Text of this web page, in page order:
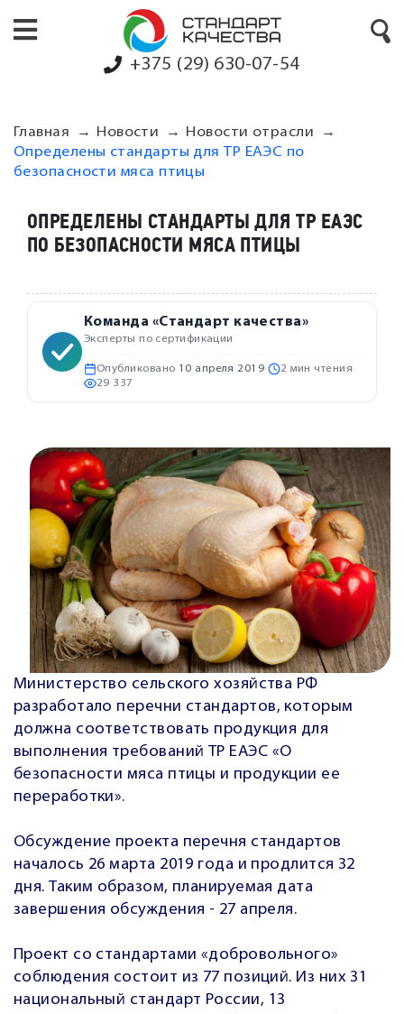
+375 (29) 630-07-54
Главная Новости
Новости отрасли
Определены стандарты для ТР ЕАЭС по
безопасности мяса птицы
ОПРЕДЕЛЕНЫ СТАНДАРТЫ ДЛЯ ТР ЕАЭС
ПО БЕЗОПАСНОСТИ МЯСА ПТИЦЫ
Команда «Стандарт качества»
Эксперты по сертификации
Опубликовано 10 апреля 2019· 2 мин чтения·
29 337
Министерство сельского хозяйства РФ
разработало перечни стандартов, которым
должна соответствовать продукция для
выполнения требований ТР ЕАЭС «О
безопасности мяса птицы и продукции ее
переработки».
Обсуждение проекта перечня стандартов
началось 26 марта 2019 года и продлится 32
дня. Таким образом, планируемая дата
завершения обсуждения - 27 апреля.
Проект со стандартами «добровольного»
соблюдения состоит из 77 позиций. Из них 31
национальный стандарт России, 13